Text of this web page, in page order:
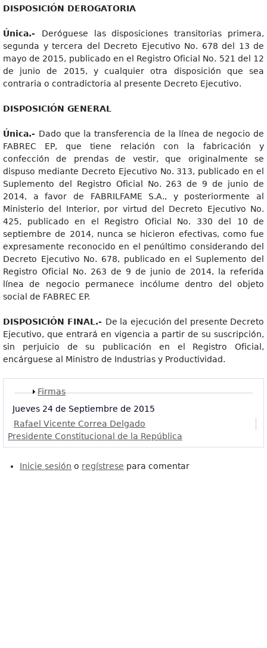
DISPOSICIÓN DEROGATORIA
Única.- Deróguese las disposiciones transitorias primera,
segunda y tercera del Decreto Ejecutivo No. 678 del 13 de
mayo de 2015, publicado en el Registro Oficial No. 521 del 12
de junio de 2015, y cualquier otra disposición que sea
contraria o contradictoria al presente Decreto Ejecutivo.
DISPOSICIÓN GENERAL
Única.- Dado que la transferencia de la línea de negocio de
FABREC EP, que tiene relación con la fabricación y
confección de prendas de vestir, que originalmente se
dispuso mediante Decreto Ejecutivo No. 313, publicado en el
Suplemento del Registro Oficial No. 263 de 9 de junio de
2014, a favor de FABRILFAME S.A., y posteriormente al
Ministerio del Interior, por virtud del Decreto Ejecutivo No.
425, publicado en el Registro Oficial No. 330 del 10 de
septiembre de 2014, nunca se hicieron efectivas, como fue
expresamente reconocido en el penúltimo considerando del
Decreto Ejecutivo No. 678, publicado en el Suplemento del
Registro Oficial No. 263 de 9 de junio de 2014, la referida
línea de negocio permanece incólume dentro del objeto
social de FABREC EP.
DISPOSICIÓN FINAL.- De la ejecución del presente Decreto
Ejecutivo, que entrará en vigencia a partir de su suscripción,
sin perjuicio de su publicación en el Registro Oficial,
encárguese al Ministro de Industrias y Productividad.
Mostrar
Firmas
Jueves 24 de Septiembre de 2015
Rafael Vicente Correa Delgado
Presidente Constitucional de la República
Inicie sesión o regístrese para comentar